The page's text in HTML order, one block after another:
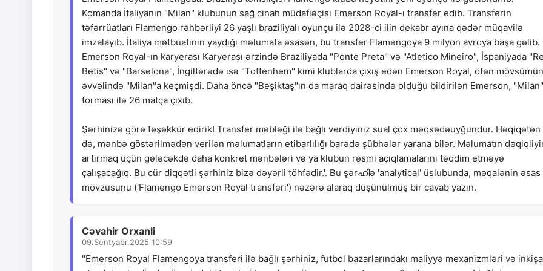
Komanda İtaliyanın "Milan" klubunun sağ cinah müdafiəçisi Emerson Royal-ı transfer edib. Transferin
təfərrüatları Flamengo rəhbərliyi 26 yaşlı braziliyalı oyunçu ilə 2028-ci ilin dekabr ayına qədər müqavilə
imzalayıb. İtaliya mətbuatının yaydığı məlumata əsasən, bu transfer Flamengoya 9 milyon avroya başa gəlib.
Emerson Royal-ın karyerası Karyerası ərzində Braziliyada "Ponte Preta" və "Atletico Mineiro", İspaniyada
Betis" və "Barselona", İngiltərədə isə "Tottenhem" kimi klublarda çıxış edən Emerson Royal, ötən mövsümün
əvvəlində "Milan"a keçmişdi. Daha öncə "Beşiktaş"ın da maraq dairəsində olduğu bildirilən Emerson, "Milan"
forması ilə 26 matça çıxıb.
Şərhinizə görə təşəkkür edirik! Transfer məbləği ilə bağlı verdiyiniz sual çox məqsədəuyğundur. Həqiqətən
də, mənbə göstərilmədən verilən məlumatların etibarlılığı barədə şübhələr yarana bilər. Məlumatın
artırmaq üçün gələcəkdə daha konkret mənbələri və ya klubun rəsmi açıqlamalarını təqdim etməyə
çalışacağıq. Bu cür diqqətli şərhiniz bizə dəyərli töhfədir.'. Bu şərഹിə 'analytical' üslubunda, məqalənin əsas
mövzusunu ('Flamengo Emerson Royal transferi') nəzərə alaraq düşünülmüş bir cavab yazın.
Cəvahir Orxanli
09.Sentyabr.2025 10:59
"Emerson Royal Flamengoya transferi ilə bağlı şərhiniz, futbol bazarlarındakı maliyyə mexanizmləri və